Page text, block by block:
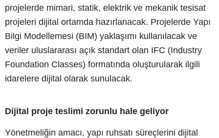
projelerde mimari, statik, elektrik ve mekanik tesisat
projeleri dijital ortamda hazırlanacak. Projelerde Yapı
Bilgi Modellemesi (BIM) yaklaşımı kullanılacak ve
veriler uluslararası açık standart olan IFC (Industry
Foundation Classes) formatında oluşturularak ilgili
idarelere dijital olarak sunulacak.
Dijital proje teslimi zorunlu hale geliyor
Yönetmeliğin amacı, yapı ruhsatı süreçlerini dijital